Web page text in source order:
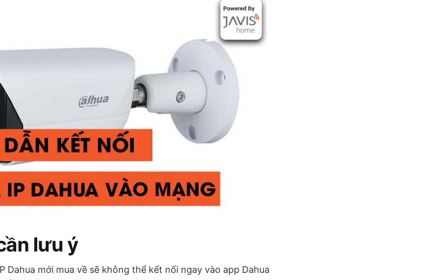
lưu ý
Dahua mới mua về sẽ không thể kết nối ngay vào app Dahua